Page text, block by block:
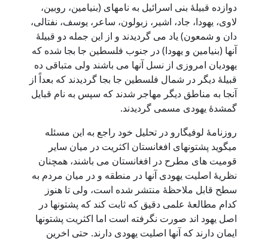
دوازده قبیلۀ بنی اسرائیل به نامهای (بنیامین، روبین،
لاوی، یهودا، جاد، اشیر، زبولون، ساعر، یوسف، نفتالی،
دان و شمعون) یاد می گردیدند و از این جمله دو قبیلۀ
آنها (بنیامین و یهودا) در جنوب فلسطین جا بجا شده که
یهودیان امروزی از نسل آنها می باشند ولی متباقی ده
قبیلۀ دیگر در شمال فلسطین جا بجا گردیدند که بعداً از
آنجا به مناطق دیگر مهاجر شدند که سپس به نام قبایل
گمشدۀ یهودی مسمی گردیدند.
روزنامۀ لوفیگارو در تحلیل خود راجع به این مسئله
میگوید پشتونهای افغانستان اکثریت در میان سایر
قومیت های مطرح در افغانستان می باشند، همچنان
نظریۀ اصلیت یهودی آنها در منطقه و در میان مردم به
سطح قابل ملاحظۀ منتشر شده است، ولی تا هنوز
کدام مطالعۀ علمی دقیق که ثابت کند که پشتونها در
اصل یهود اند صورت نگرفته است اما اکثریت پشتونها
ایمان دارند که آنها اصلیت یهودی دارند. حتی اخرین